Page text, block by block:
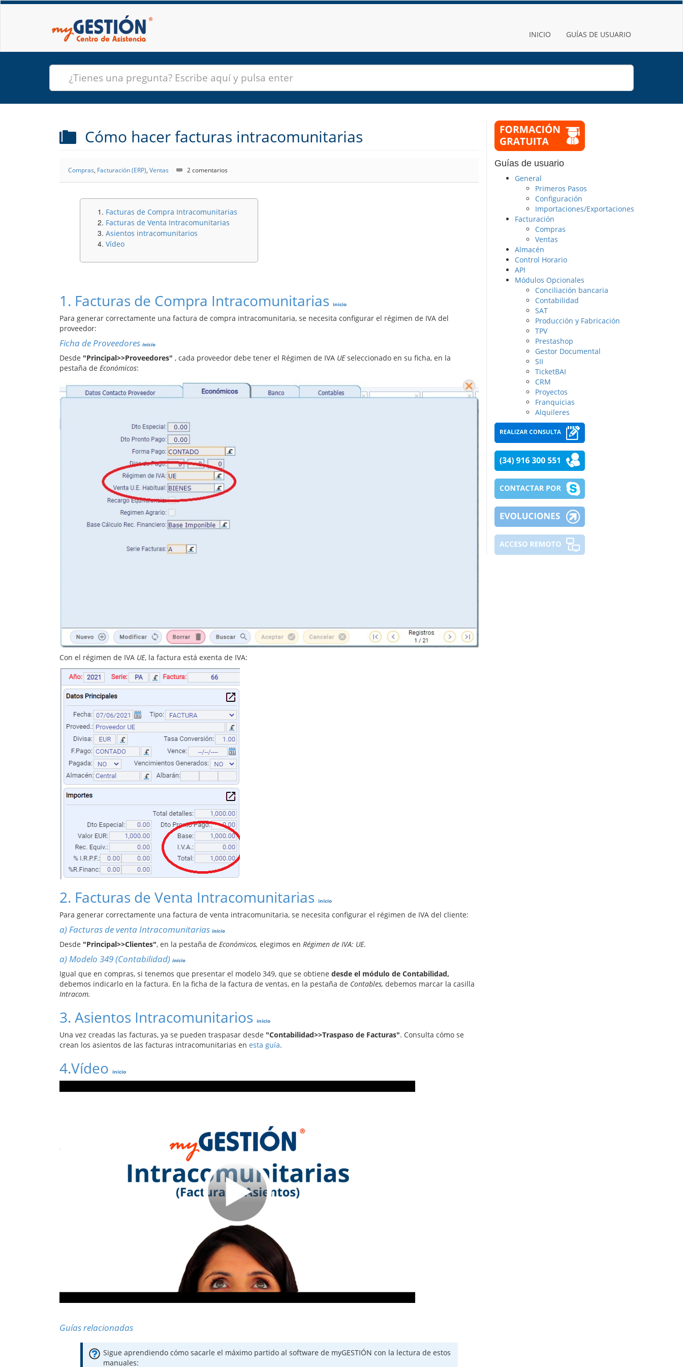
INICIO GUÍAS DE USUARIO
Cómo hacer facturas intracomunitarias
Compras, Facturación (ERP), Ventas 2 comentarios
Facturas de Compra Intracomunitarias
Facturas de Venta Intracomunitarias
Asientos intracomunitarios
Vídeo
1 . Facturas de Compra Intracomunitarias inicio
Para generar correctamente una factura de compra intracomunitaria, se necesita configurar el régimen de IVA del
proveedor:
Ficha de Proveedores inicio
Desde "Principal>>Proveedores" , cada proveedor debe tener el Régimen de IVA UEseleccionado en su ficha, en la
pestaña de Económicos:
Con el régimen de IVA UE, la factura está exenta de IVA:
2. Facturas de Venta Intracomunitarias inicio
Para generar correctamente una factura de venta intracomunitaria, se necesita configurar el régimen de IVA del cliente:
a) Facturas de venta Intracomunitarias inicio
Desde "Principal>>Clientes", en la pestaña de Económicos, elegimos en Régimen de IVA: UE.
a) Modelo 349 (Contabilidad) inicio
Igual que en compras, si tenemos que presentar el modelo 349, que se obtiene desde el módulo de Contabilidad,
debemos indicarlo en la factura. En la ficha de la factura de ventas, en la pestaña de Contables, debemos marcar la casilla
Intracom.
3. Asientos Intracomunitarios inicio
Una vez creadas las facturas, ya se pueden traspasar desde "Contabilidad>>Traspaso de Facturas". Consulta cómo se
crean los asientos de las facturas intracomunitarias en esta guía.
4.Vídeo inicio
Guías relacionadas
Sigue aprendiendo cómo sacarle el máximo partido al software de myGESTIÓN con la lectura de estos
manuales:
Guías de usuario
General
Primeros Pasos
Configuración
Importaciones/Exportaciones
Facturación
Compras
Ventas
Almacén
Control Horario
API
Módulos Opcionales
Conciliación bancaria
Contabilidad
SAT
Producción y Fabricación
TPV
Prestashop
Gestor Documental
SII
TicketBAI
CRM
Proyectos
Franquicias
Alquileres